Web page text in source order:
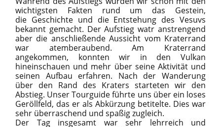
wichtigsten Fakten rund um das Gestein,
die Geschichte und die Entstehung des Vesuvs
bekannt gemacht. Der Aufstieg watr anstrengend
aber die anschließende Aussicht vom Kraterrand
war atemberaubend. Am Kraterrand
angekommen, konnten wir in den Vulkan
hineinschauen und mehr über seine Aktivität und
seinen Aufbau erfahren. Nach der Wanderung
über den Rand des Kraters starteten wir den
Abstieg. Unser Tourguide führte uns über ein loses
Geröllfeld, das er als Abkürzung betitelte. Dies war
sehr überraschend und spaßig zugleich.
Der Tag insgesamt war sehr lehrreich und